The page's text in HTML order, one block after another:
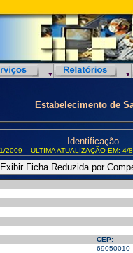
Estabelecimento de
Identificação
2009 ULTIMA ATUALIZAÇÃO EM:
CEP:
69050010